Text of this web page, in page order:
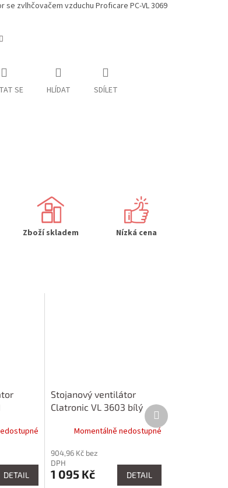
se zvlhčovačem vzduchu Proficare PC-VL 3069
SE HLÍDAT SDÍLET
Zboží skladem Nízká cena
DETAIL
Stojanový ventilátor
Clatronic VL 3603 bílý
Momentálně nedostupné
904,96 Kč bez
DPH
1 095 Kč DETAIL
Další
produkt